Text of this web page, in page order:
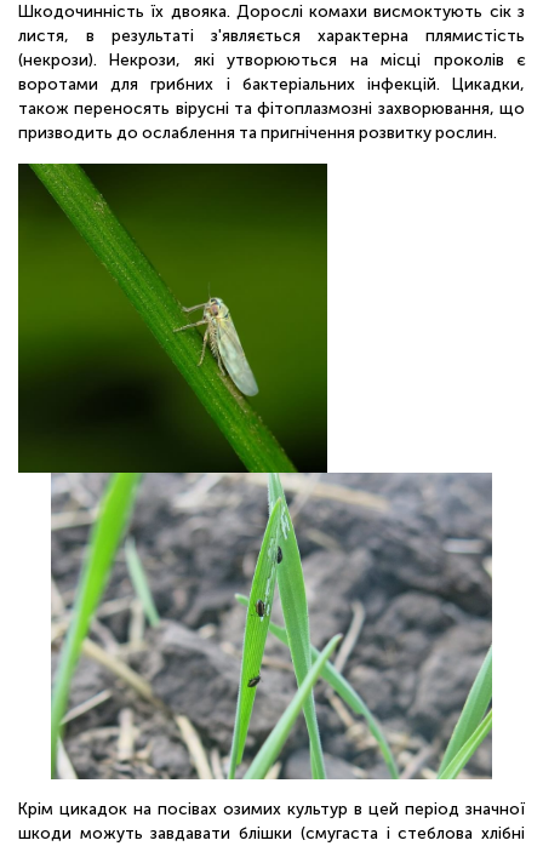
Шкодочинність їх двояка. Дорослі комахи висмоктують сік з
листя, в результаті з'являється характерна плямистість
(некрози). Некрози, які утворюються на місці проколів є
воротами для грибних і бактеріальних інфекцій. Цикадки,
також переносять вірусні та фітоплазмозні захворювання, що
призводить до ослаблення та пригнічення розвитку рослин.
Крім цикадок на посівах озимих культур в цей період значної
шкоди можуть завдавати блішки (смугаста і стеблова хлібні